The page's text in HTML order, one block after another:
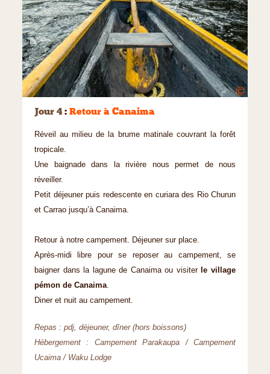
©
Jour 4 : Retour à Canaima
Réveil au milieu de la brume matinale couvrant la forêt
tropicale.
Une baignade dans la rivière nous permet de nous
réveiller.
Petit déjeuner puis redescente en curiara des Rio Churun
et Carrao jusqu’à Canaima.
Retour à notre campement. Déjeuner sur place.
Après-midi libre pour se reposer au campement, se
baigner dans la lagune de Canaima ou visiter le village
pémon de Canaima.
Diner et nuit au campement.
Repas : pdj, déjeuner, dîner (hors boissons)
Hébergement : Campement Parakaupa / Campement
Ucaima / Waku Lodge